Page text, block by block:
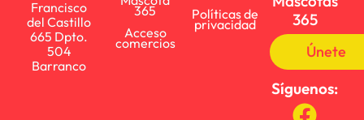
Francisco
del Castillo
665 Dpto.
504
Barranco
365
Acceso
comercios
Políticas de
privacidad
365
Únete
Síguenos: